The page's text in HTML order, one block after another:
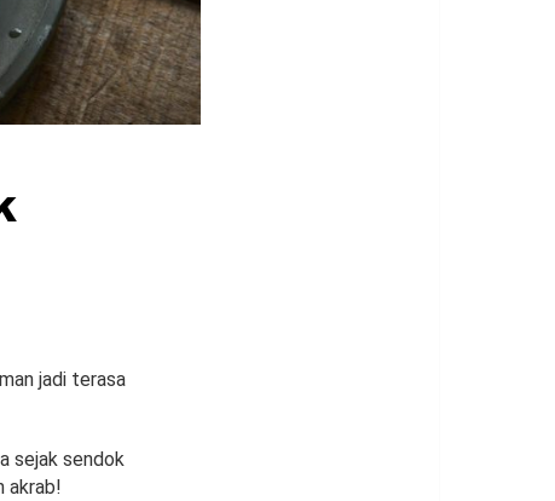
jadi terasa
sejak sendok
akrab!